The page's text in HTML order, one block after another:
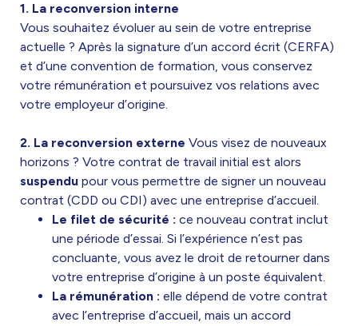
1. La reconversion interne
Vous souhaitez évoluer au sein de votre entreprise
actuelle ? Après la signature d’un accord écrit (CERFA)
et d’une convention de formation, vous conservez
votre rémunération et poursuivez vos relations avec
votre employeur d’origine.
2. La reconversion externe Vous visez de nouveaux
horizons ? Votre contrat de travail initial est alors
suspendu pour vous permettre de signer un nouveau
contrat (CDD ou CDI) avec une entreprise d’accueil.
Le filet de sécurité : ce nouveau contrat inclut
une période d’essai. Si l’expérience n’est pas
concluante, vous avez le droit de retourner dans
votre entreprise d’origine à un poste équivalent.
La rémunération : elle dépend de votre contrat
avec l’entreprise d’accueil, mais un accord